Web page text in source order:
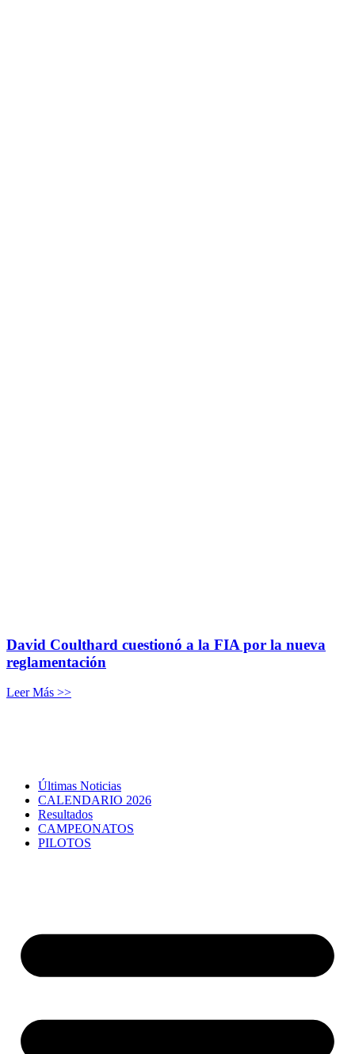
David Coulthard cuestionó a la FIA por la nueva
reglamentación
Leer Más >>
Últimas Noticias
CALENDARIO 2026
Resultados
CAMPEONATOS
PILOTOS